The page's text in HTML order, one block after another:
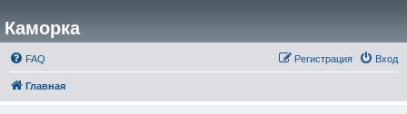
Каморка
FAQ Вход
Регистрация
Главная